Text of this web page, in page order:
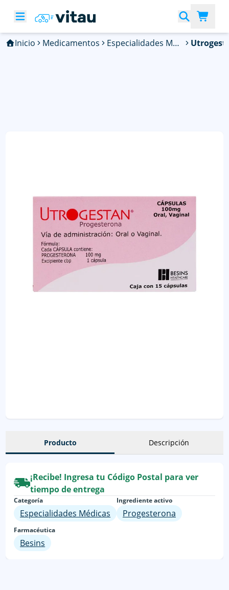
Inicio Medicamentos Especialidades Médicas
Producto Descripción
¡Recibe! Ingresa tu Código Postal para ver
tiempo de entrega
Categoría
Especialidades Médicas
Ingrediente activo
Progesterona
Farmacéutica
Besins